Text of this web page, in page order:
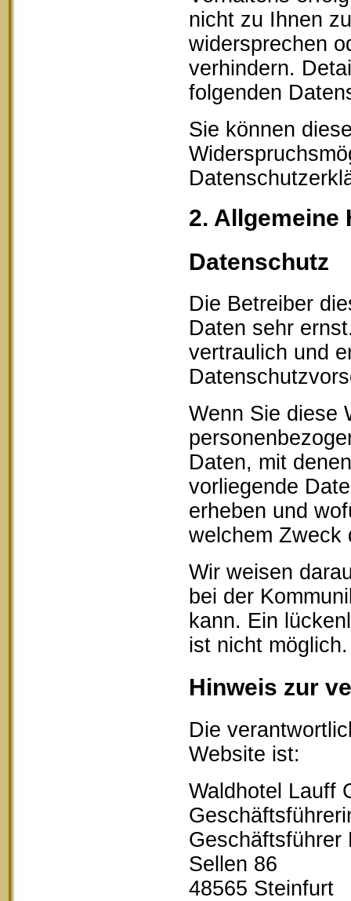
nicht zu Ihnen
widersprechen
verhindern.
folgenden
Sie können
2. Allgemeine
Datenschutz
Die Betreiber
Daten sehr
vertraulich und
Wenn Sie diese
Daten, mit
vorliegende
erheben und
welchem Zweck
Wir weisen
bei der
kann. Ein
ist nicht möglich.
Hinweis zur
Die
Website ist:
Waldhotel Lauff
Geschäftsführer
Sellen 86
48565 Steinfurt